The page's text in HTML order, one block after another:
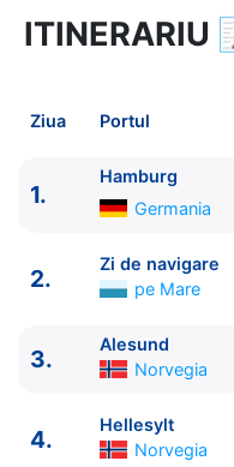
10 zile vacanta de
Fiordurile
Plecare pe 10 Iun 2026
Costa Cruises
ITINERARIU
Ziua Portul
1.
Hamburg
Germania
2.
Zi de navigare
pe Mare
3.
Alesund
Norvegia
4.
Hellesylt
Norvegia